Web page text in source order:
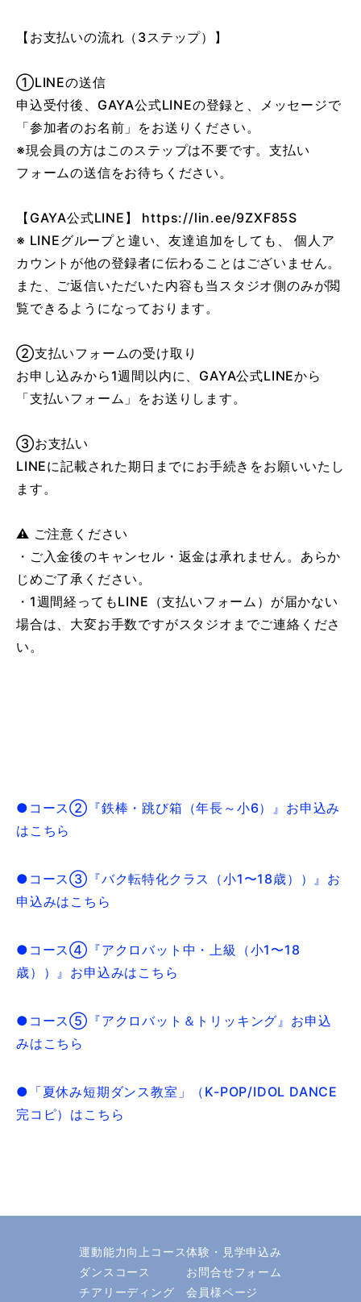
【お支払いの流れ（3ステップ）】
①LINEの送信
申込受付後、GAYA公式LINEの登録と、メッセージで
「参加者のお名前」をお送りください。
※現会員の方はこのステップは不要です。支払い
フォームの送信をお待ちください。
【GAYA公式LINE】 https://lin.ee/9ZXF85S
※ LINEグループと違い、友達追加をしても、 個人ア
カウントが他の登録者に伝わることはございません。
また、ご返信いただいた内容も当スタジオ側のみが閲
覧できるようになっております。
②支払いフォームの受け取り
お申し込みから1週間以内に、GAYA公式LINEから
「支払いフォーム」をお送りします。
③お支払い
LINEに記載された期日までにお手続きをお願いいたし
ます。
⚠️ ご注意ください
・ご入金後のキャンセル・返金は承れません。あらか
じめご了承ください。
・1週間経ってもLINE（支払いフォーム）が届かない
場合は、大変お手数ですがスタジオまでご連絡くださ
い。
●コース②『鉄棒・跳び箱（年長～小6）』お申込み
はこちら
●コース③『バク転特化クラス（小1〜18歳））』お
申込みはこちら
●コース④『アクロバット中・上級（小1〜18
歳））』お申込みはこちら
●コース⑤『アクロバット＆トリッキング』お申込
みはこちら
●「夏休み短期ダンス教室」（K-POP/IDOL DANCE
完コピ）はこちら
運動能力向上コース
ダンスコース
チアリーディング
体験・見学申込み
お問合せフォーム
会員様ページ